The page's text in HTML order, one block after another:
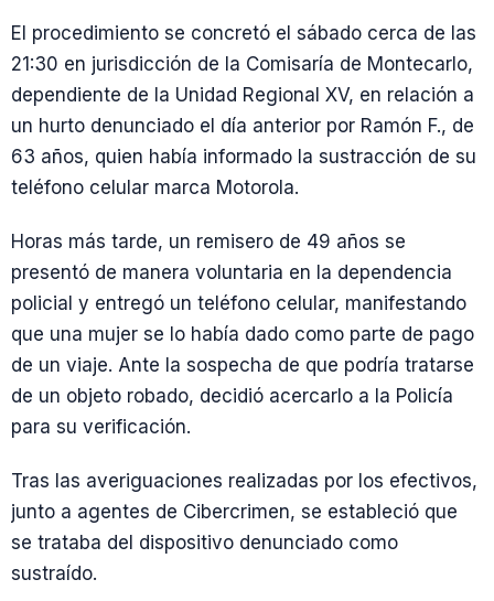
El procedimiento se concretó el sábado cerca de las
21:30 en jurisdicción de la Comisaría de Montecarlo,
dependiente de la Unidad Regional XV, en relación a
un hurto denunciado el día anterior por Ramón F., de
63 años, quien había informado la sustracción de su
teléfono celular marca Motorola.
Horas más tarde, un remisero de 49 años se
presentó de manera voluntaria en la dependencia
policial y entregó un teléfono celular, manifestando
que una mujer se lo había dado como parte de pago
de un viaje. Ante la sospecha de que podría tratarse
de un objeto robado, decidió acercarlo a la Policía
para su verificación.
Tras las averiguaciones realizadas por los efectivos,
junto a agentes de Cibercrimen, se estableció que
se trataba del dispositivo denunciado como
sustraído.